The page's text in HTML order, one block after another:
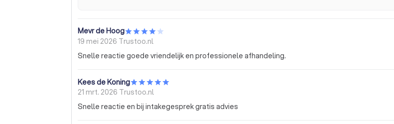
Mevr de Hoog
19 mei 2026 Trustoo.nl
Snelle reactie goede vriendelijk en professionele afhandeling.
Kees de Koning
21 mrt. 2026 Trustoo.nl
Snelle reactie en bij intakegesprek gratis advies